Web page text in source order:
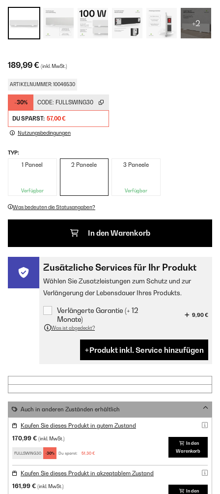
+2
189,99 € (inkl. MwSt.)
ARTIKELNUMMER: 10046530
-30% CODE: FULLSWING30
DU SPARST: 57,00 €
Nutzungsbedingungen
TYP:
1 Paneel
Verfügbar
2 Paneele 3 Paneele
Verfügbar
Was bedeuten die Statusangaben?
In den Warenkorb
Zusätzliche Services für Ihr Produkt
Wählen Sie Zusatzleistungen zum Schutz und zur
Verlängerung der Lebensdauer Ihres Produkts.
Verlängerte Garantie (+ 12
Monate)
9,90 €
Was ist abgedeckt?
Produkt inkl. Service hinzufügen
Auch in anderen Zuständen erhältlich
Kaufen Sie dieses Produkt in gutem Zustand
170,99 € (inkl. MwSt.)
FULLSWING30 -30% Du sparst: 51,30 €
In den
Warenkorb
Kaufen Sie dieses Produkt in akzeptablem Zustand
161,99 € (inkl. MwSt.)
In den